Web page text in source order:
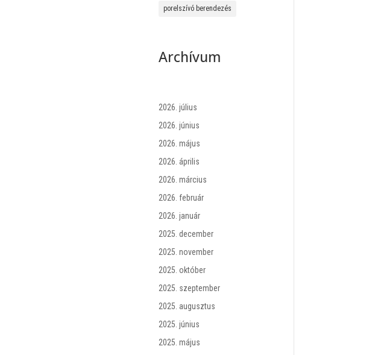
porelszívó berendezés
Archívum
2026. július
2026. június
2026. május
2026. április
2026. március
2026. február
2026. január
2025. december
2025. november
2025. október
2025. szeptember
2025. augusztus
2025. június
2025. május